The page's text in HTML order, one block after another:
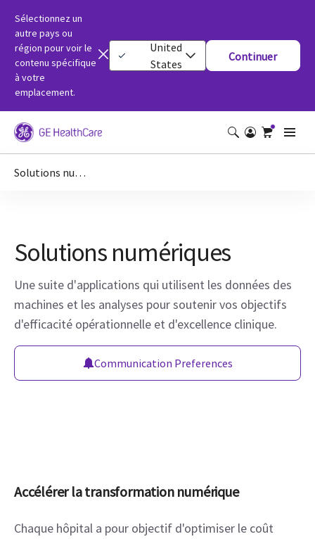
Sélectionnez un
autre pays ou
région pour voir le
contenu spécifique
à votre
emplacement.
United
States
Continuer
Solutions numériques
Solutions numériques
Une suite d'applications qui utilisent les données des
machines et les analyses pour soutenir vos objectifs
d'efficacité opérationnelle et d'excellence clinique.
Communication Preferences
Accélérer la transformation numérique
Chaque hôpital a pour objectif d'optimiser le coût